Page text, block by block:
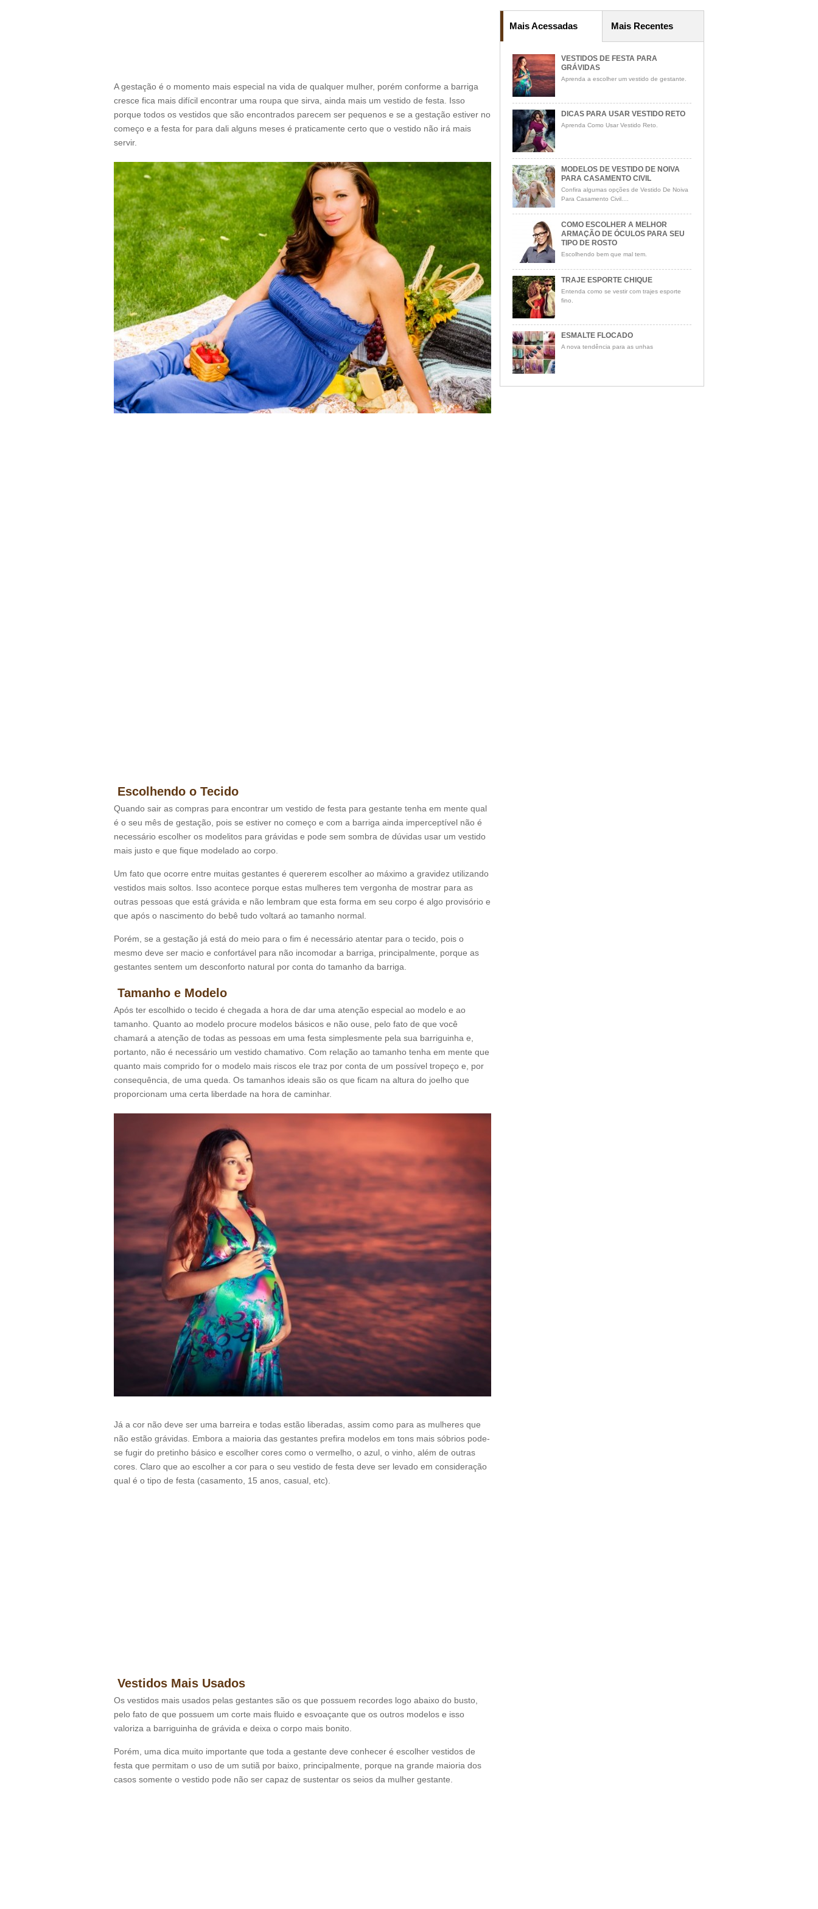
A gestação é o momento mais especial na vida de qualquer mulher, porém conforme a barriga
cresce fica mais difícil encontrar uma roupa que sirva, ainda mais um vestido de festa. Isso
porque todos os vestidos que são encontrados parecem ser pequenos e se a gestação estiver no
começo e a festa for para dali alguns meses é praticamente certo que o vestido não irá mais
servir.
Escolhendo o Tecido
Quando sair as compras para encontrar um vestido de festa para gestante tenha em mente qual
é o seu mês de gestação, pois se estiver no começo e com a barriga ainda imperceptível não é
necessário escolher os modelitos para grávidas e pode sem sombra de dúvidas usar um vestido
mais justo e que fique modelado ao corpo.
Um fato que ocorre entre muitas gestantes é quererem escolher ao máximo a gravidez utilizando
vestidos mais soltos. Isso acontece porque estas mulheres tem vergonha de mostrar para as
outras pessoas que está grávida e não lembram que esta forma em seu corpo é algo provisório e
que após o nascimento do bebê tudo voltará ao tamanho normal.
Porém, se a gestação já está do meio para o fim é necessário atentar para o tecido, pois o
mesmo deve ser macio e confortável para não incomodar a barriga, principalmente, porque as
gestantes sentem um desconforto natural por conta do tamanho da barriga.
Tamanho e Modelo
Após ter escolhido o tecido é chegada a hora de dar uma atenção especial ao modelo e ao
tamanho. Quanto ao modelo procure modelos básicos e não ouse, pelo fato de que você
chamará a atenção de todas as pessoas em uma festa simplesmente pela sua barriguinha e,
portanto, não é necessário um vestido chamativo. Com relação ao tamanho tenha em mente que
quanto mais comprido for o modelo mais riscos ele traz por conta de um possível tropeço e, por
consequência, de uma queda. Os tamanhos ideais são os que ficam na altura do joelho que
proporcionam uma certa liberdade na hora de caminhar.
Já a cor não deve ser uma barreira e todas estão liberadas, assim como para as mulheres que
não estão grávidas. Embora a maioria das gestantes prefira modelos em tons mais sóbrios pode-
se fugir do pretinho básico e escolher cores como o vermelho, o azul, o vinho, além de outras
cores. Claro que ao escolher a cor para o seu vestido de festa deve ser levado em consideração
qual é o tipo de festa (casamento, 15 anos, casual, etc).
Vestidos Mais Usados
Os vestidos mais usados pelas gestantes são os que possuem recordes logo abaixo do busto,
pelo fato de que possuem um corte mais fluido e esvoaçante que os outros modelos e isso
valoriza a barriguinha de grávida e deixa o corpo mais bonito.
Porém, uma dica muito importante que toda a gestante deve conhecer é escolher vestidos de
festa que permitam o uso de um sutiã por baixo, principalmente, porque na grande maioria dos
casos somente o vestido pode não ser capaz de sustentar os seios da mulher gestante.
Mais Acessadas Mais Recentes
VESTIDOS DE FESTA PARA
GRÁVIDAS
Aprenda a escolher um vestido de gestante.
DICAS PARA USAR VESTIDO RETO
Aprenda Como Usar Vestido Reto.
MODELOS DE VESTIDO DE NOIVA
PARA CASAMENTO CIVIL
Confira algumas opções de Vestido De Noiva
Para Casamento Civil....
COMO ESCOLHER A MELHOR
ARMAÇÃO DE ÓCULOS PARA SEU
TIPO DE ROSTO
Escolhendo bem que mal tem.
TRAJE ESPORTE CHIQUE
Entenda como se vestir com trajes esporte
fino.
ESMALTE FLOCADO
A nova tendência para as unhas